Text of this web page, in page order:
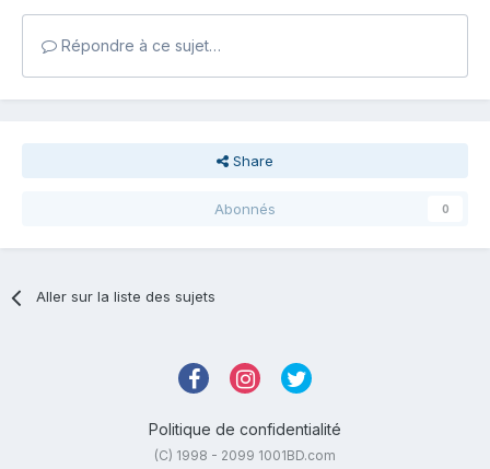
Répondre à ce sujet…
Share
Abonnés 0
Aller sur la liste des sujets
Politique de confidentialité
(C) 1998 - 2099 1001BD.com